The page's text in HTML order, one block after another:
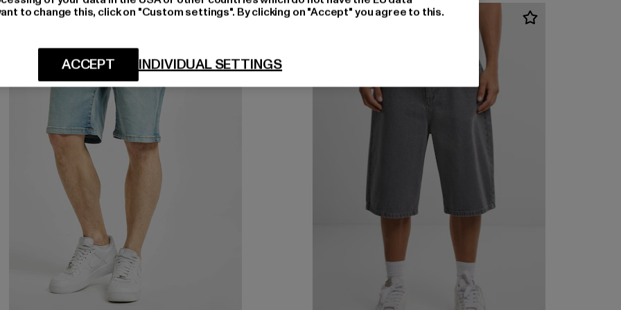
-25%
to change this, click on "Custom settings". By clicking on "Accept" you agree to this.
INDIVIDUAL SETTINGS
ACCEPT